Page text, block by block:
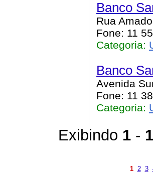
Banco
Rua
Fone: 11
Categoria:
Banco
Avenida
Fone: 11
Categoria:
Exibindo 1 -
1 2 3